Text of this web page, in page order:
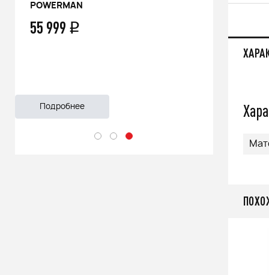
POWERMAN
55 999 q
Подробнее